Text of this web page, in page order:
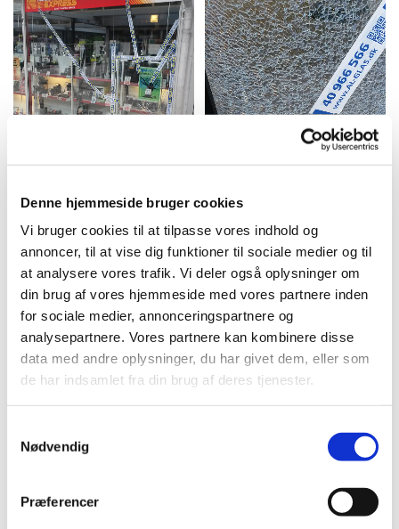
Denne hjemmeside bruger cookies
Vi bruger cookies til at tilpasse vores indhold og
annoncer, til at vise dig funktioner til sociale medier og til
at analysere vores trafik. Vi deler også oplysninger om
din brug af vores hjemmeside med vores partnere inden
for sociale medier, annonceringspartnere og
analysepartnere. Vores partnere kan kombinere disse
data med andre oplysninger, du har givet dem, eller som
de har indsamlet fra din brug af deres tjenester.
Nødvendig
Præferencer
Vi udfører:
BUTIKSRUDER